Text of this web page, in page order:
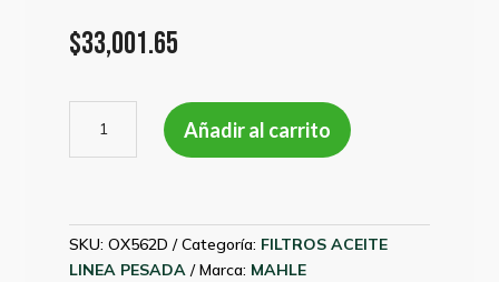
$33,001.65
ACEITE
SCANIA
OX562D
cantidad
Añadir al carrito
SKU:OX562D Categoría: FILTROS ACEITE
LINEA PESADA
Marca: MAHLE